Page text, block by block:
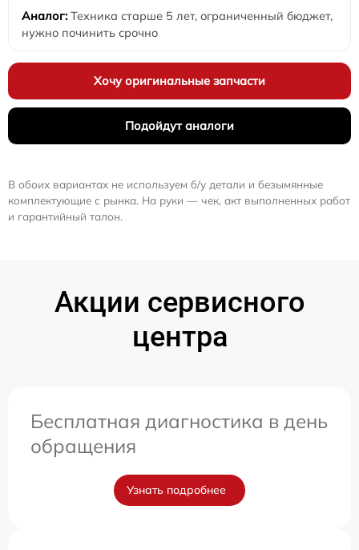
Техника старше 5 лет, ограниченный бюджет,
нужно починить срочно
Хочу оригинальные запчасти
Подойдут аналоги
В обоих вариантах не используем б/у детали и безымянные
комплектующие с рынка. На руки — чек, акт выполненных работ
и гарантийный талон.
Акции сервисного
центра
Бесплатная диагностика в день
обращения
Узнать подробнее